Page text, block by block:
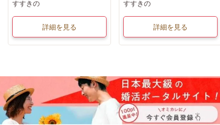
すすきの
詳細を見る
すすきの
詳細を見る